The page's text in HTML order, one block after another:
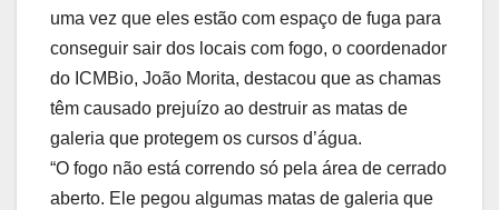
uma vez que eles estão com espaço de fuga para
conseguir sair dos locais com fogo, o coordenador
do ICMBio, João Morita, destacou que as chamas
têm causado prejuízo ao destruir as matas de
galeria que protegem os cursos d’água.
“O fogo não está correndo só pela área de cerrado
aberto. Ele pegou algumas matas de galeria que